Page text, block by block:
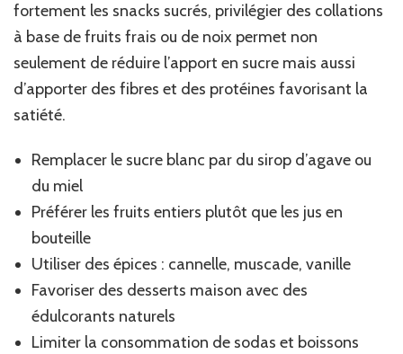
fortement les snacks sucrés, privilégier des collations
à base de fruits frais ou de noix permet non
seulement de réduire l’apport en sucre mais aussi
d’apporter des fibres et des protéines favorisant la
satiété.
Remplacer le sucre blanc par du sirop d’agave ou
du miel
Préférer les fruits entiers plutôt que les jus en
bouteille
Utiliser des épices : cannelle, muscade, vanille
Favoriser des desserts maison avec des
édulcorants naturels
Limiter la consommation de sodas et boissons